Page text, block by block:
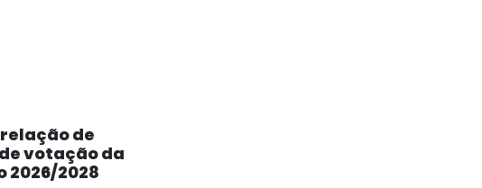
relação de
votação da
2026/2028